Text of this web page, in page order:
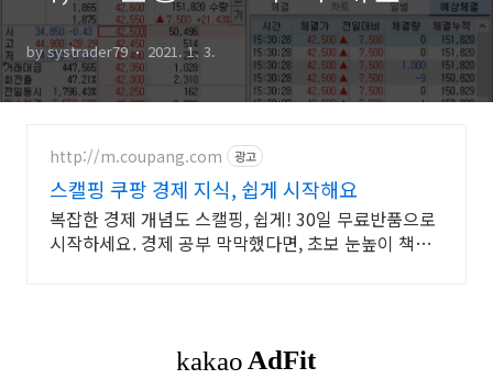
법 (84)
by systrader79 2021. 1. 3.
http://m.coupang.com 광고
스캘핑 쿠팡 경제 지식, 쉽게 시작해요
복잡한 경제 개념도 스캘핑, 쉽게! 30일 무료반품으로
시작하세요. 경제 공부 막막했다면, 초보 눈높이 책으